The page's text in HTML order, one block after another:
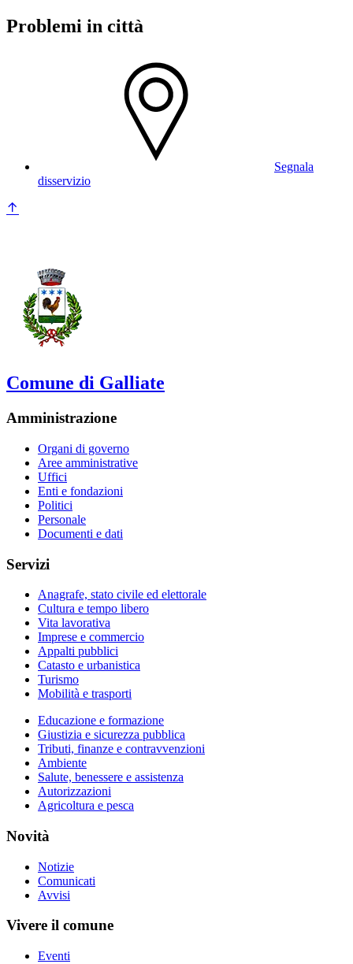
Problemi in città
Segnala
disservizio
Comune di Galliate
Amministrazione
Organi di governo
Aree amministrative
Uffici
Enti e fondazioni
Politici
Personale
Documenti e dati
Servizi
Anagrafe, stato civile ed elettorale
Cultura e tempo libero
Vita lavorativa
Imprese e commercio
Appalti pubblici
Catasto e urbanistica
Turismo
Mobilità e trasporti
Educazione e formazione
Giustizia e sicurezza pubblica
Tributi, finanze e contravvenzioni
Ambiente
Salute, benessere e assistenza
Autorizzazioni
Agricoltura e pesca
Novità
Notizie
Comunicati
Avvisi
Vivere il comune
Eventi